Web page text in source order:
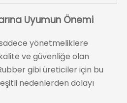
Uyumun Önemi
yönetmeliklere
ve güvenliğe olan
Rubber gibi üreticiler için bu
nedenlerden dolayı